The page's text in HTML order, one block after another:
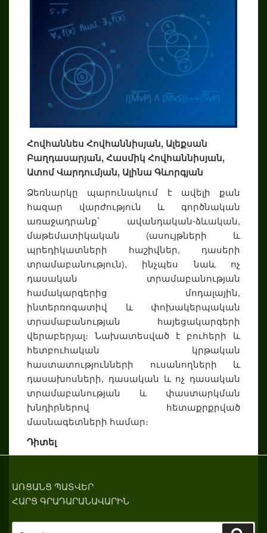
Հովհաննես Հովհաննիսյան, Ալեքսան
Բաղդասարյան, Հասմիկ Հովհաննիսյան,
Ատոմ Վարդումյան, Ալինա Գևորգյան
Ձեռնարկը պարունակում է ավելի քան
հազար վարժություն և գործնական
առաջադրանք՝ ավանդական-ձևական,
մաթեմատիկական (ասույթների և
պրեդիկատների հաշիվներ, դասերի
տրամաբանություն), ինչպես նաև ոչ
դասական տրամաբանության
համակարգերից մոդալային,
ինտերռոգատիվ և փոխակերպական
տրամաբանության հայեցակարգերի
վերաբերյալ։ Նախատեսված է բուհերի և
հետբուհական կրթական
հաստատությունների ուսանողների և
դասախոսների, դասական և ոչ դասական
տրամաբանության և փաստարկման
խնդիրներով հետաքրքրված
մասնագետների համար։
Դիտել
ԱՌՑԱՆՑ ՊԱՏՎԵՐ
ՀԱՐՑ ԳՐԱԴԱՐԱՆԱՎԱՐԻՆ